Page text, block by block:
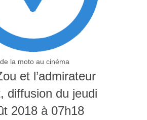
et l’admirateur
diffusion du jeudi
2018 à 07h18